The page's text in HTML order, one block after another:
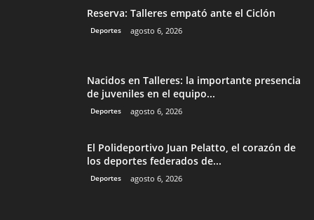
Reserva: Talleres empató ante el Ciclón
Deportes agosto 6, 2026
Nacidos en Talleres: la importante presencia
de juveniles en el equipo...
Deportes agosto 6, 2026
El Polideportivo Juan Pelatto, el corazón de
los deportes federados de...
Deportes agosto 6, 2026